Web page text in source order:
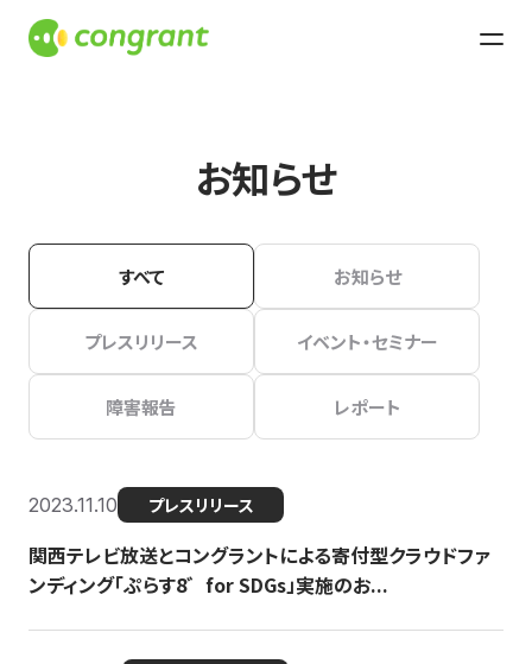
お知らせ
すべて お知らせ
プレスリリース イベント・セミナー
障害報告 レポート
2023.11.10 プレスリリース
関西テレビ放送とコングラントによる寄付型クラウドファ
ンディング「ぷらす8゛for SDGs」実施のお...